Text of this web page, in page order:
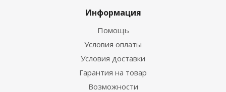
Информация
Помощь
Условия оплаты
Условия доставки
Гарантия на товар
Возможности